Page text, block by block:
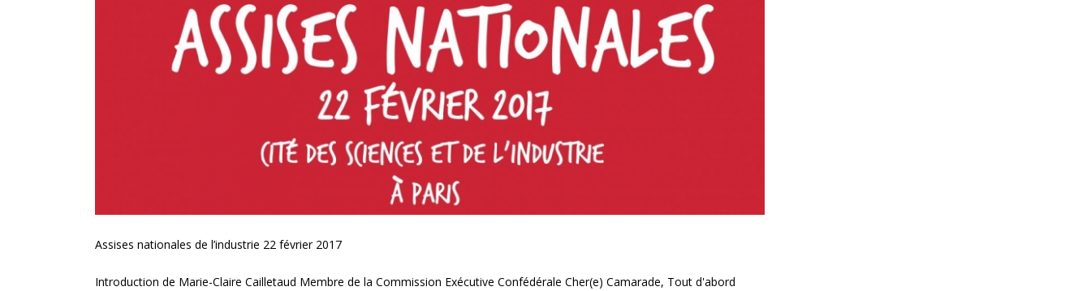
Assises nationales de l’industrie 22 février 2017
Introduction de Marie-Claire Cailletaud Membre de la Commission Exécutive Confédérale Cher(e) Camarade, Tout d'abord